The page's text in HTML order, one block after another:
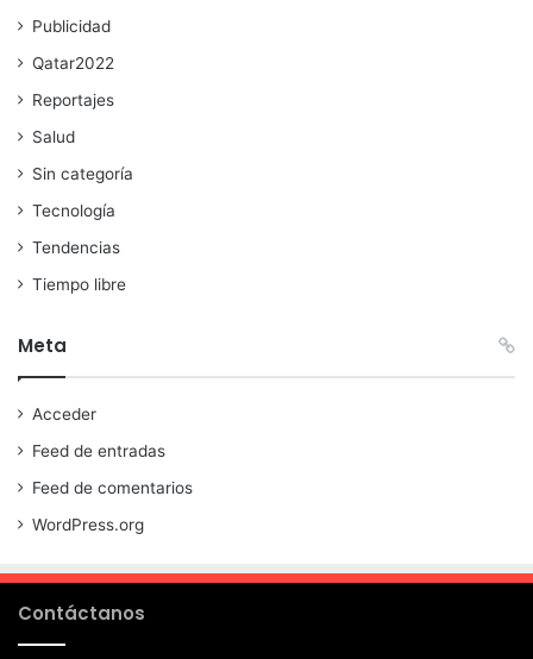
Publicidad
Qatar2022
Reportajes
Salud
Sin categoría
Tecnología
Tendencias
Tiempo libre
Meta
Acceder
Feed de entradas
Feed de comentarios
WordPress.org
Contáctanos